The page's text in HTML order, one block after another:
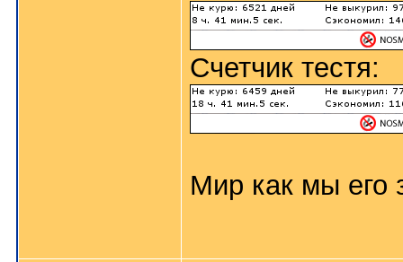
Счетчик тестя:
Мир как мы его